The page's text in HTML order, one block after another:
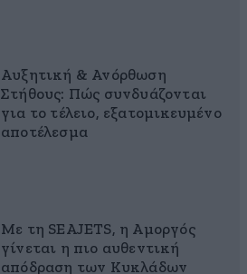
Αυξητική & Ανόρθωση
Στήθους: Πώς συνδυάζονται
για το τέλειο, εξατομικευμένο
αποτέλεσμα
Με τη SEAJETS, η Αμοργός
γίνεται η πιο αυθεντική
απόδραση των Κυκλάδων